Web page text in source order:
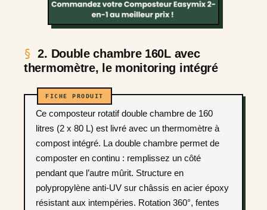
2. Double chambre 160L avec
thermomètre, le monitoring intégré
Ce composteur rotatif double chambre de 160
litres (2 x 80 L) est livré avec un thermomètre à
compost intégré. La double chambre permet de
composter en continu : remplissez un côté
pendant que l’autre mûrit. Structure en
polypropylène anti-UV sur châssis en acier époxy
résistant aux intempéries. Rotation 360°, fentes